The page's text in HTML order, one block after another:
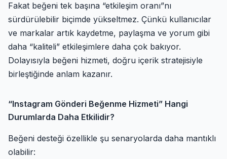
Fakat beğeni tek başına “etkileşim oranı”nı
sürdürülebilir biçimde yükseltmez. Çünkü kullanıcılar
ve markalar artık kaydetme, paylaşma ve yorum gibi
daha “kaliteli” etkileşimlere daha çok bakıyor.
Dolayısıyla beğeni hizmeti, doğru içerik stratejisiyle
birleştiğinde anlam kazanır.
“Instagram Gönderi Beğenme Hizmeti” Hangi
Durumlarda Daha Etkilidir?
Beğeni desteği özellikle şu senaryolarda daha mantıklı
olabilir: